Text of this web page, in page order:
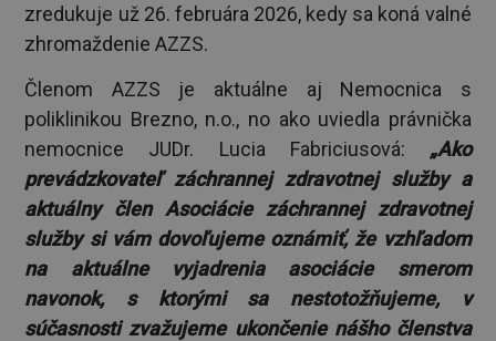
zredukuje už 26. februára 2026, kedy sa koná valné
zhromaždenie AZZS.
Členom AZZS je aktuálne aj Nemocnica s
poliklinikou Brezno, n.o., no ako uviedla právnička
nemocnice JUDr. Lucia Fabriciusová: „Ako
prevádzkovateľ záchrannej zdravotnej služby a
aktuálny člen Asociácie záchrannej zdravotnej
služby si vám dovoľujeme oznámiť, že vzhľadom
na aktuálne vyjadrenia asociácie smerom
navonok, s ktorými sa nestotožňujeme, v
súčasnosti zvažujeme ukončenie nášho členstva